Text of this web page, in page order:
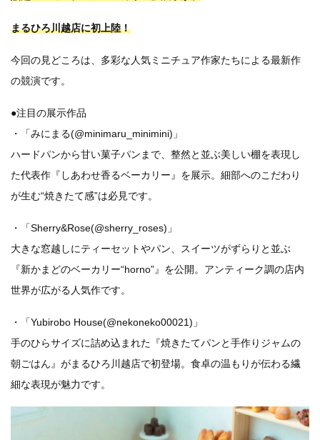
まるひろ川越店に初上陸！
今回の見どころは、多彩な人気ミニチュア作家たちによる最新作
の競演です。
●注目の展示作品
・「みにまる(@minimaru_minimini)」
ハードパンから甘い菓子パンまで、整然と並ぶ美しい棚を表現し
た代表作『しあわせ香るベーカリー』を展示。細部へのこだわり
が生む“焼きたて感”は必見です。
・「Sherry&Rose(@sherry_roses)」
大きな窓越しにティーセットやパン、スイーツがずらりと並ぶ
『新かまどのベーカリー“horno”』を公開。アンティーク調の店内
世界が広がる人気作です。
・「Yubirobo House(@nekoneko00021)」
手のひらサイズに詰め込まれた『焼きたてパンと手作りジャムの
朝ごはん』がまるひろ川越店で初登場。食卓の温もりが伝わる繊
細な表現が魅力です。